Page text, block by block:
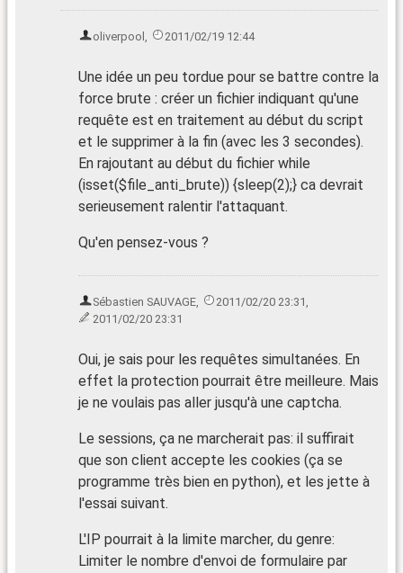
oliverpool , 2011/02/19 12:44
Une idée un peu tordue pour se battre contre la
force brute : créer un fichier indiquant qu'une
requête est en traitement au début du script
et le supprimer à la fin (avec les 3 secondes).
En rajoutant au début du fichier while
(isset($file_anti_brute)) {sleep(2);} ca devrait
serieusement ralentir l'attaquant.
Qu'en pensez-vous ?
Sébastien SAUVAGE, 2011/02/20 23:31,
2011/02/20 23:31
Oui, je sais pour les requêtes simultanées. En
effet la protection pourrait être meilleure. Mais
je ne voulais pas aller jusqu'à une captcha.
Le sessions, ça ne marcherait pas: il suffirait
que son client accepte les cookies (ça se
programme très bien en python), et les jette à
l'essai suivant.
L'IP pourrait à la limite marcher, du genre:
Limiter le nombre d'envoi de formulaire par